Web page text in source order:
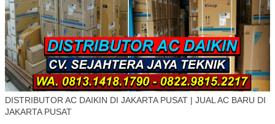
DISTRIBUTOR AC DAIKIN DI JAKARTA PUSAT | JUAL AC BARU DI
JAKARTA PUSAT